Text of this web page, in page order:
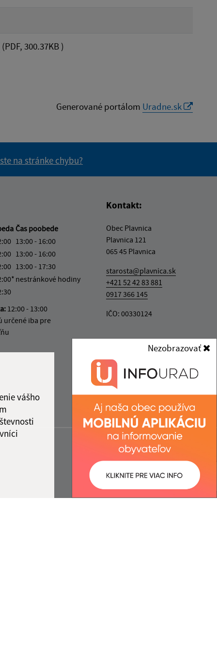
vášho
Nezobrazovať
(PDF, 300.37KB )
Generované portálom Uradne.sk
na stránke chybu?
Čas poobede
13:00 - 16:00
13:00 - 16:00
13:00 - 17:30
nestránkové hodiny
12:00 - 13:00
určené iba pre
Kontakt:
Obec Plavnica
Plavnica 121
065 45 Plavnica
starosta@plavnica.sk
+421 52 42 83 881
0917 366 145
IČO: 00330124